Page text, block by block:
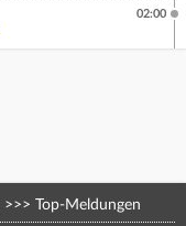
02:00
>>> Top-Meldungen